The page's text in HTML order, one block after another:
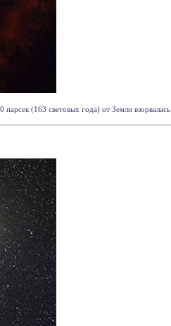
(163 световых года) от Земли взорвалась